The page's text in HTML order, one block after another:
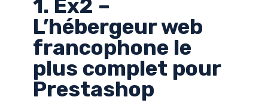
1. Ex2 –
L’hébergeur web
francophone le
plus complet pour
Prestashop